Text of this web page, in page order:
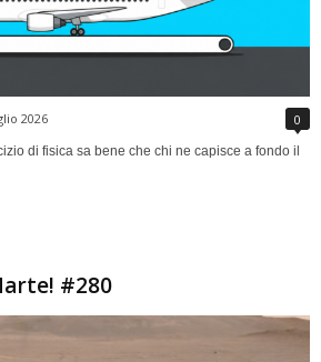
2026 0
di fisica sa bene che chi ne capisce a fondo il
#280